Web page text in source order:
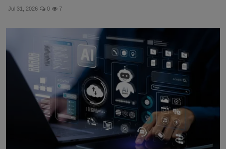
Jul 31, 2026 0 7